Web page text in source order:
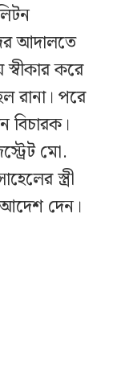
আদালতে
স্বীকার করে
রানা। পরে
বিচারক।
মো.
স্ত্রী
আদেশ দেন।